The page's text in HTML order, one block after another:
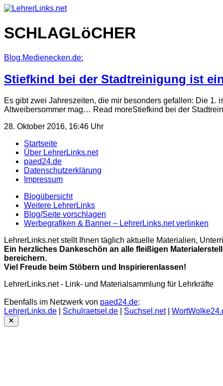
Skip
content
SCHLAGLöCHER
Blog.Medienecken.de:
Stiefkind bei der Stadtreinigung ist
Es gibt zwei Jahreszeiten, die mir besonders gefallen: Die
Altweibersommer mag… Read moreStiefkind bei der
28. Oktober 2016, 16:46 Uhr
Startseite
Über LehrerLinks.net
paed24.de
Datenschutzerklärung
Impressum
Blogübersicht
Weitere LehrerLinks
Blog/Seite vorschlagen
Werbegrafiken & Banner – LehrerLinks.net verlinken
LehrerLinks.net stellt Ihnen täglich aktuelle Materialien,
Ein herzliches Dankeschön an alle fleißigen
bereichern.
Viel Freude beim Stöbern und Inspirierenlassen!
LehrerLinks.net - Link- und Materialsammlung für Lehrkräfte
Ebenfalls im Netzwerk von paed24.de:
LehrerLinks.de
Schulraetsel.de Suchsel.net|
Close